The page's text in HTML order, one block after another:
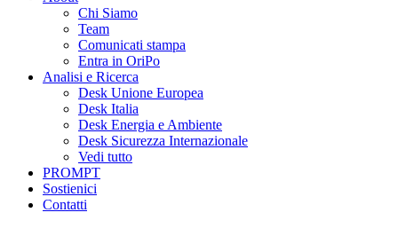
Chi Siamo
Team
Comunicati stampa
Entra in OriPo
Analisi e Ricerca
Desk Unione Europea
Desk Italia
Desk Energia e Ambiente
Desk Sicurezza Internazionale
Vedi tutto
PROMPT
Sostienici
Contatti